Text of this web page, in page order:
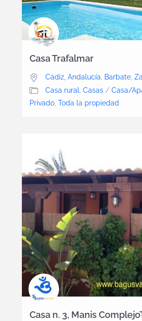
Casa Trafalmar
Cádiz, Andalucía Barbate
Casa rural Casas / Casa/
Privado Toda la propiedad
Casa n. 3, Manis